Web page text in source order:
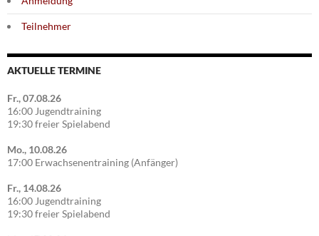
Teilnehmer
AKTUELLE TERMINE
Fr., 07.08.26
16:00 Jugendtraining
19:30 freier Spielabend
Mo., 10.08.26
17:00 Erwachsenentraining (Anfänger)
Fr., 14.08.26
16:00 Jugendtraining
19:30 freier Spielabend